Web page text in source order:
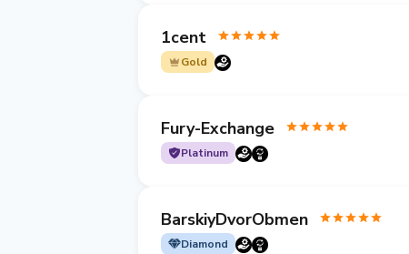
1cent
Gold
Fury-Exchange
Platinum
BarskiyDvorObmen
Diamond